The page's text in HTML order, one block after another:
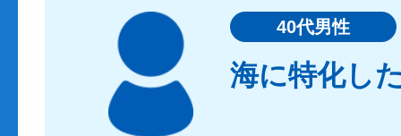
40代男性
海に特化し